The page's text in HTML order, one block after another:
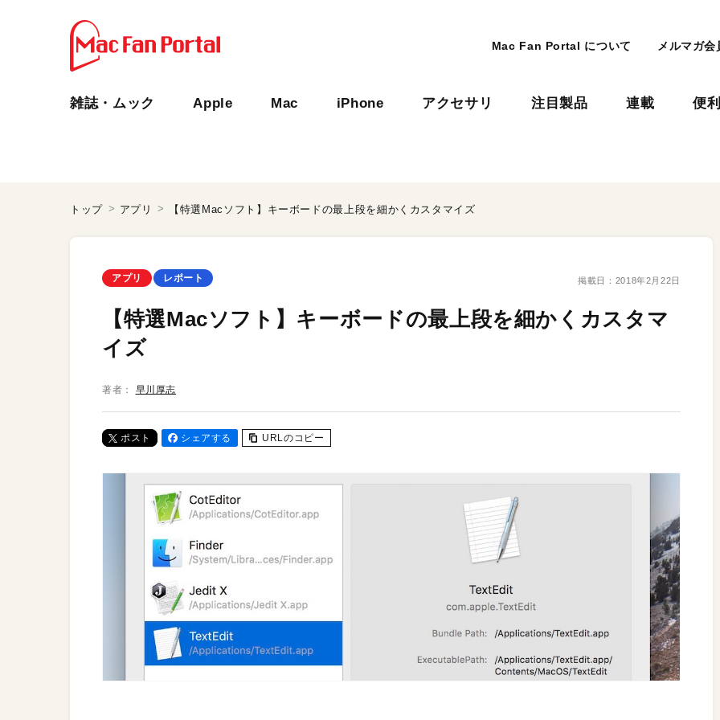
Mac Fan Portal について メルマガ会
雑誌・ムック Apple Mac iPhone アクセサリ 注目製品 連載 便
トップ アプリ 【特選Macソフト】キーボードの最上段を細かくカスタマイズ
アプリ レポート 掲載日： 2018年2月22日
【特選Macソフト】キーボードの最上段を細かくカスタマ
イズ
著者： 早川厚志
ポスト シェアする URLのコピー